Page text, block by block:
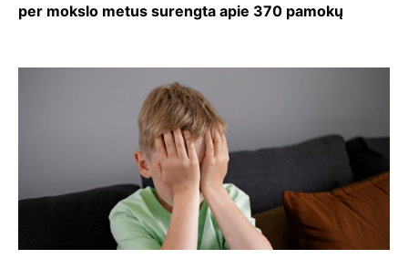
per mokslo metus surengta apie 370 pamokų